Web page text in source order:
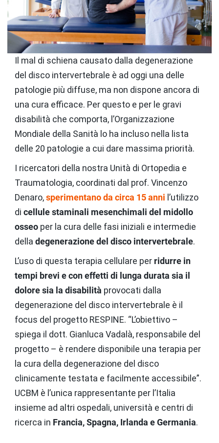
Il mal di schiena causato dalla degenerazione
del disco intervertebrale è ad oggi una delle
patologie più diffuse, ma non dispone ancora di
una cura efficace. Per questo e per le gravi
disabilità che comporta, l’Organizzazione
Mondiale della Sanità lo ha incluso nella lista
delle 20 patologie a cui dare massima priorità.
I ricercatori della nostra Unità di Ortopedia e
Traumatologia, coordinati dal prof. Vincenzo
Denaro,sperimentano da circa 15 anni l’utilizzo
di cellule staminali mesenchimali del midollo
osseo per la cura delle fasi iniziali e intermedie
della degenerazione del disco intervertebrale.
L’uso di questa terapia cellulare per ridurre in
tempi brevi e con effetti di lunga durata sia il
dolore sia la disabilità provocati dalla
degenerazione del disco intervertebrale è il
focus del progetto RESPINE. “L’obiettivo –
spiega il dott. Gianluca Vadalà, responsabile del
progetto – è rendere disponibile una terapia per
la cura della degenerazione del disco
clinicamente testata e facilmente accessibile”.
UCBM è l’unica rappresentante per l’Italia
insieme ad altri ospedali, università e centri di
ricerca in Francia, Spagna, Irlanda e Germania.